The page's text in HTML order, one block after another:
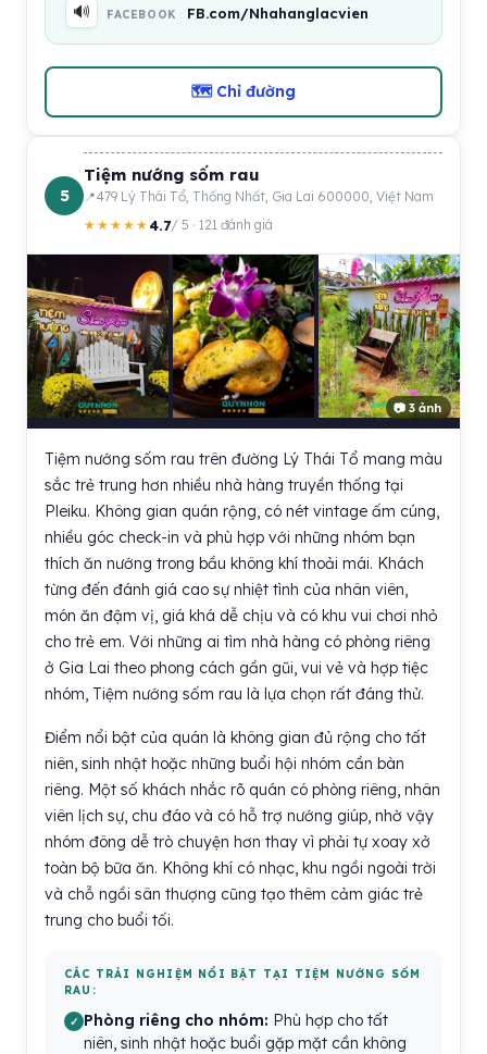
🔊 FACEBOOK FB.com/Nhahanglacvien
🗺 Chỉ đường
5
Tiệm nướng sốm rau
479 Lý Thái Tổ, Thống Nhất, Gia Lai 600000, Việt Nam
★★★★★4.7/ 5 · 121 đánh giá
📷 3 ảnh
Tiệm nướng sốm rau trên đường Lý Thái Tổ mang màu
sắc trẻ trung hơn nhiều nhà hàng truyền thống tại
Pleiku. Không gian quán rộng, có nét vintage ấm cúng,
nhiều góc check-in và phù hợp với những nhóm bạn
thích ăn nướng trong bầu không khí thoải mái. Khách
từng đến đánh giá cao sự nhiệt tình của nhân viên,
món ăn đậm vị, giá khá dễ chịu và có khu vui chơi nhỏ
cho trẻ em. Với những ai tìm nhà hàng có phòng riêng
ở Gia Lai theo phong cách gần gũi, vui vẻ và hợp tiệc
nhóm, Tiệm nướng sốm rau là lựa chọn rất đáng thử.
Điểm nổi bật của quán là không gian đủ rộng cho tất
niên, sinh nhật hoặc những buổi hội nhóm cần bàn
riêng. Một số khách nhắc rõ quán có phòng riêng, nhân
viên lịch sự, chu đáo và có hỗ trợ nướng giúp, nhờ vậy
nhóm đông dễ trò chuyện hơn thay vì phải tự xoay xở
toàn bộ bữa ăn. Không khí có nhạc, khu ngồi ngoài trời
và chỗ ngồi sân thượng cũng tạo thêm cảm giác trẻ
trung cho buổi tối.
CÁC TRẢI NGHIỆM NỔI BẬT TẠI TIỆM NƯỚNG SỐM
RAU:
Phòng riêng cho nhóm: Phù hợp cho tất
niên, sinh nhật hoặc buổi gặp mặt cần không